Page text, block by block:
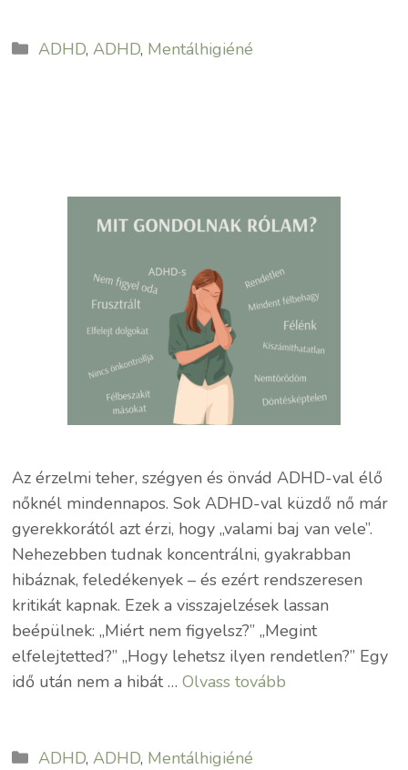
Kategória
ADHD,ADHD, Mentálhigiéné
Az érzelmi teher, szégyen és önvád ADHD-val élő
nőknél mindennapos. Sok ADHD-val küzdő nő már
gyerekkorától azt érzi, hogy „valami baj van vele”.
Nehezebben tudnak koncentrálni, gyakrabban
hibáznak, feledékenyek – és ezért rendszeresen
kritikát kapnak. Ezek a visszajelzések lassan
beépülnek: „Miért nem figyelsz?” „Megint
elfelejtetted?” „Hogy lehetsz ilyen rendetlen?” Egy
idő után nem a hibát …Olvass tovább
Kategória
ADHD,ADHD, Mentálhigiéné